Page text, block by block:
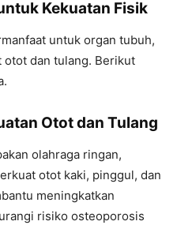
Kekuatan Fisik
untuk organ tubuh,
dan tulang. Berikut
Otot dan Tulang
olahraga ringan,
otot kaki, pinggul, dan
meningkatkan
risiko osteoporosis